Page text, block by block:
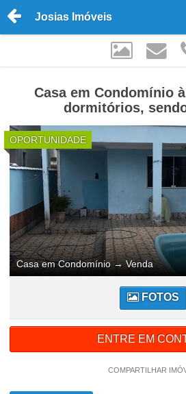
Josias Imóveis
Casa em Condomínio
dormitórios,
OPORTUNIDADE
Casa em Condomínio→Venda
FOTOS
ENTRE EM
COMPARTILHAR